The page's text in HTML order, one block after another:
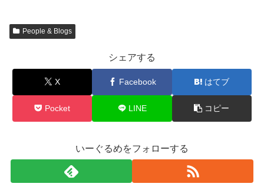
People & Blogs
シェアする
X Facebook はてブ
Pocket LINE コピー
いーぐるめをフォローする